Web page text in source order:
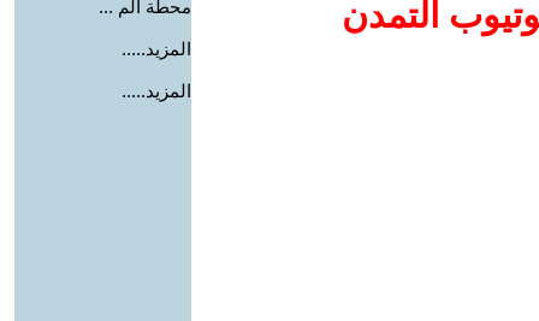
التمدن محطة الم ...
المزيد.....
المزيد.....